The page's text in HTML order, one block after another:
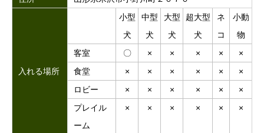
入れる場所
小型
犬
中型
犬
大型
犬
超大型
犬
ネ
コ
小動
物
客室
〇 × × × ×
×
食堂
× × × × ×
×
ロビー
× × × × ×
×
プレイル
ーム
× × × × × ×